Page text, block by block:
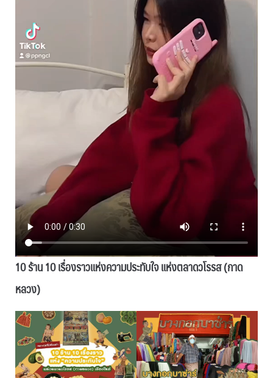
10 ร้าน 10 เรื่องราวแห่งความประทับใจ แห่งตลาดวโรรส (กาด
หลวง)